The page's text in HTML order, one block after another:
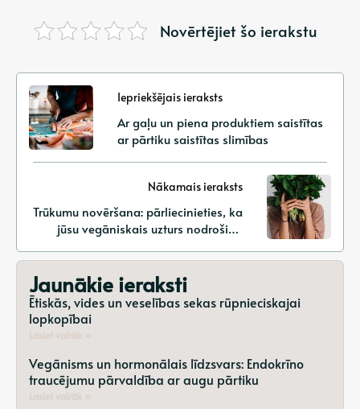
Novērtējiet šo ierakstu
Iepriekšējais ieraksts
Ar gaļu un piena produktiem saistītas
ar pārtiku saistītas slimības
Nākamais ieraksts
Trūkumu novēršana: pārliecinieties, ka
jūsu vegāniskais uzturs nodrošina
Jaunākie ieraksti
Ētiskās, vides un veselības sekas rūpnieciskajai
lopkopībai
Vegānisms un hormonālais līdzsvars: Endokrīno
traucējumu pārvaldība ar augu pārtiku